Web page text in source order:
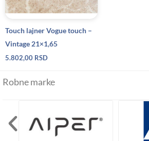
Touch lajner Vogue touch –
Vintage 21×1,65
5.802,00 RSD
Robne marke